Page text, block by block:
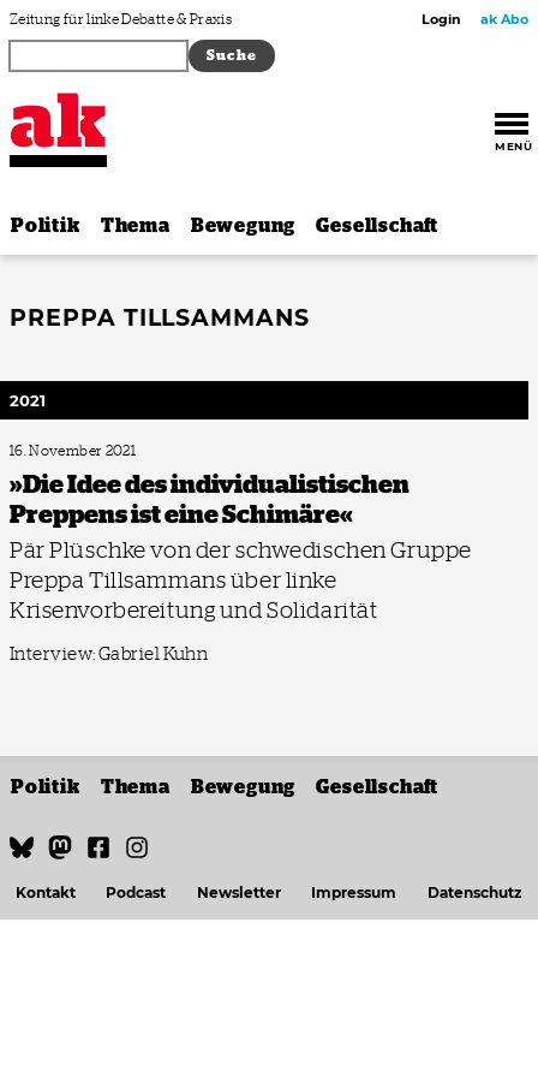
Zum Inhalt springen
Zeitung für linke Debatte & Praxis Login ak Abo
MENÜ
Politik Thema Bewegung Gesellschaft
PREPPA TILLSAMMANS
2021
16. November 2021
»Die Idee des individualistischen
Preppens ist eine Schimäre«
Pär Plüschke von der schwedischen Gruppe
Preppa Tillsammans über linke
Krisenvorbereitung und Solidarität
Interview: Gabriel Kuhn
Politik Thema Bewegung Gesellschaft
Kontakt Podcast Newsletter Impressum Datenschutz